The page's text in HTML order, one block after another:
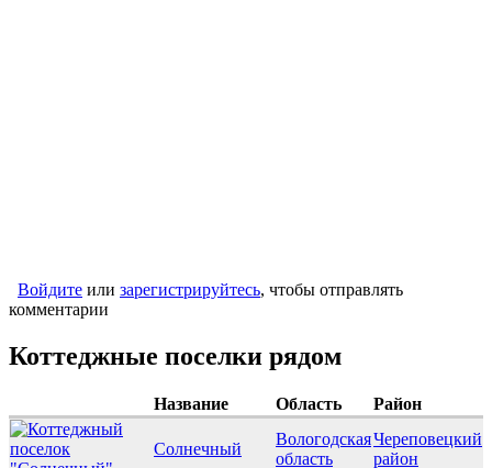
Войдите или зарегистрируйтесь, чтобы отправлять
комментарии
Коттеджные поселки рядом
Название Область Район
Солнечный
Вологодская
область
Череповецкий
район